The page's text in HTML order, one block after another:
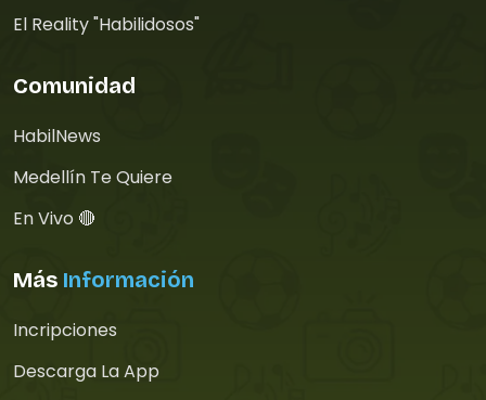
El Reality "Habilidosos"
Comunidad
HabilNews
Medellín Te Quiere
En Vivo 🔴
Más Información
Incripciones
Descarga La App